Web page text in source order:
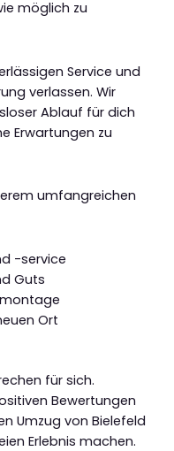
möglich zu
Service und
verlassen. Wir
Ablauf für dich
Erwartungen zu
umfangreichen
-service
Guts
Ort
für sich.
Bewertungen
Umzug von Bielefeld
Erlebnis machen.